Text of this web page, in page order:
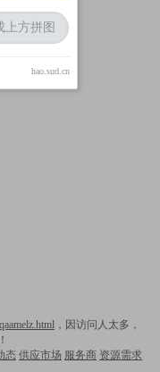
，因访问人太多，
态 供应市场 服务商 资源需求
上方拼图
hao.sud.cn